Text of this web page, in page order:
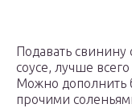
Подавать
соусе, лучше
Можно дополнить
прочими